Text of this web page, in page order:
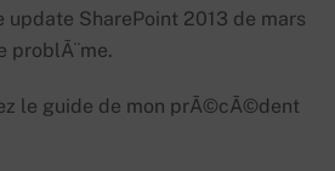
update SharePoint 2013 de mars
problÃ¨me.
le guide de mon prÃ©cÃ©dent